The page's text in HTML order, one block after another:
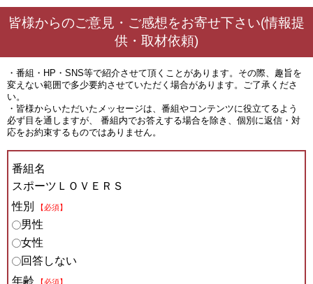
皆様からのご意見・ご感想をお寄せ下さい(情報提
供・取材依頼)
・番組・HP・SNS等で紹介させて頂くことがあります。その際、趣旨を
変えない範囲で多少要約させていただく場合があります。ご了承くださ
い。
・皆様からいただいたメッセージは、番組やコンテンツに役立てるよう
必ず目を通しますが、 番組内でお答えする場合を除き、個別に返信・対
応をお約束するものではありません。
番組名
スポーツＬＯＶＥＲＳ
性別
【必須】
男性
女性
回答しない
年齢
【必須】